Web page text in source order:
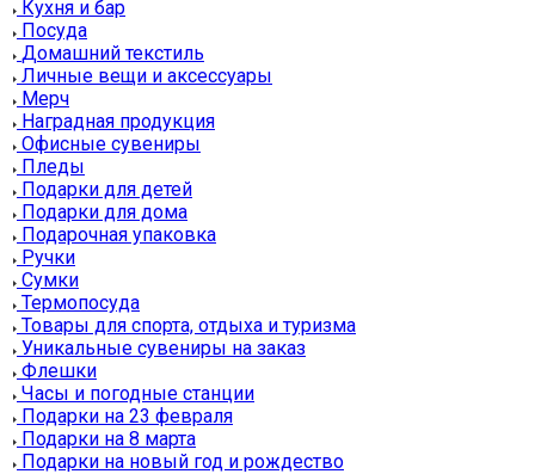
Кухня и бар
Посуда
Домашний текстиль
Личные вещи и аксессуары
Мерч
Наградная продукция
Офисные сувениры
Пледы
Подарки для детей
Подарки для дома
Подарочная упаковка
Ручки
Сумки
Термопосуда
Товары для спорта, отдыха и туризма
Уникальные сувениры на заказ
Флешки
Часы и погодные станции
Подарки на 23 февраля
Подарки на 8 марта
Подарки на новый год и рождество